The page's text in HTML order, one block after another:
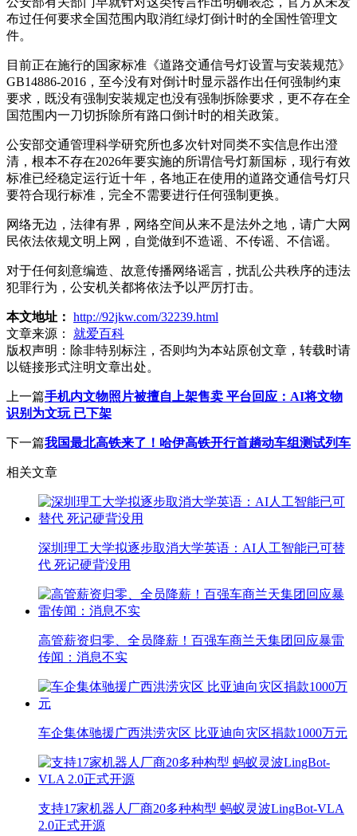
布过任何要求全国范围内取消红绿灯倒计时的全国性管理文
件。
目前正在施行的国家标准《道路交通信号灯设置与安装规范》
GB14886-2016，至今没有对倒计时显示器作出任何强制约束
要求，既没有强制安装规定也没有强制拆除要求，更不存在全
国范围内一刀切拆除所有路口倒计时的相关政策。
公安部交通管理科学研究所也多次针对同类不实信息作出澄
清，根本不存在2026年要实施的所谓信号灯新国标，现行有效
标准已经稳定运行近十年，各地正在使用的道路交通信号灯只
要符合现行标准，完全不需要进行任何强制更换。
网络无边，法律有界，网络空间从来不是法外之地，请广大网
民依法依规文明上网，自觉做到不造谣、不传谣、不信谣。
对于任何刻意编造、故意传播网络谣言，扰乱公共秩序的违法
犯罪行为，公安机关都将依法予以严厉打击。
本文地址： http://92jkw.com/32239.html
文章来源：
就爱百科
版权声明： 除非特别标注，否则均为本站原创文章，转载时请
以链接形式注明文章出处。
上一篇手机内文物照片被擅自上架售卖 平台回应：AI将文物
识别为文玩 已下架
下一篇我国最北高铁来了！哈伊高铁开行首趟动车组测试列车
相关文章
深圳理工大学拟逐步取消大学英语：AI人工智能已可替
代 死记硬背没用
高管薪资归零、全员降薪！百强车商兰天集团回应暴雷
传闻：消息不实
车企集体驰援广西洪涝灾区 比亚迪向灾区捐款1000万元
支持17家机器人厂商20多种构型 蚂蚁灵波LingBot-VLA
2.0正式开源